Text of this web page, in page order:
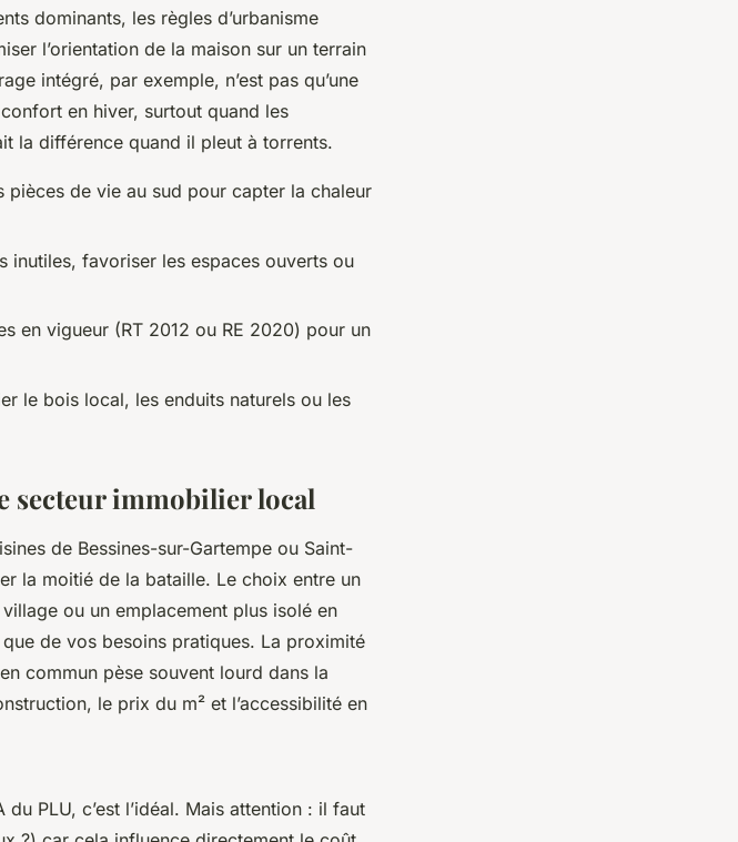
dominants, les règles d’urbanisme
l’orientation de la maison sur un terrain
intégré, par exemple, n’est pas qu’une
en hiver, surtout quand les
la différence quand il pleut à torrents.
pièces de vie au sud pour capter la chaleur
inutiles, favoriser les espaces ouverts ou
en vigueur (RT 2012 ou RE 2020) pour un
le bois local, les enduits naturels ou les
secteur immobilier local
de Bessines-sur-Gartempe ou Saint-
la moitié de la bataille. Le choix entre un
ou un emplacement plus isolé en
de vos besoins pratiques. La proximité
commun pèse souvent lourd dans la
le prix du m² et l’accessibilité en
PLU, c’est l’idéal. Mais attention : il faut